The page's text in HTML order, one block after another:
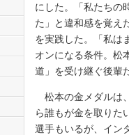
にした。「私たちの
た」と違和感を覚え
を実践した。「私は
オンになる条件。松
道」を受け継ぐ後輩
松本の金メダルは
ら誰もが金を取りた
選手もいるが、イン